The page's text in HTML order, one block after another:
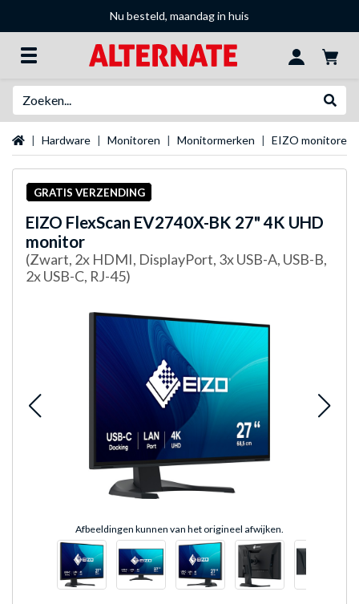
Nu besteld, maandag in huis
Startpagina
Hardware Monitoren Monitormerken EIZO monitoren
GRATIS VERZENDING
EIZO FlexScan EV2740X-BK 27" 4K UHD
monitor
(Zwart, 2x HDMI, DisplayPort, 3x USB-A, USB-B,
2x USB-C, RJ-45)
Afbeeldingen kunnen van het origineel afwijken.